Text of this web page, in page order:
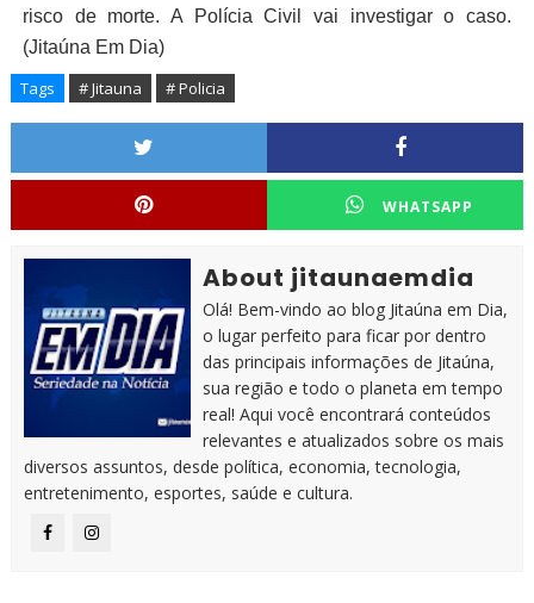
risco de morte. A Polícia Civil vai investigar o caso.
(Jitaúna Em Dia)
Tags # Jitauna # Policia
WHATSAPP
About jitaunaemdia
Olá! Bem-vindo ao blog Jitaúna em Dia,
o lugar perfeito para ficar por dentro
das principais informações de Jitaúna,
sua região e todo o planeta em tempo
real! Aqui você encontrará conteúdos
relevantes e atualizados sobre os mais
diversos assuntos, desde política, economia, tecnologia,
entretenimento, esportes, saúde e cultura.